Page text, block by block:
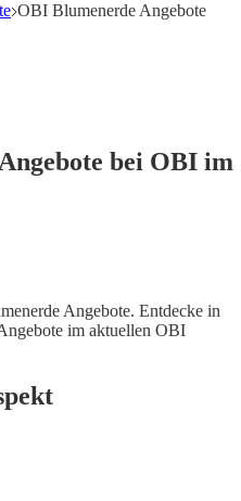
OBI Blumenerde Angebote
bei OBI im
Angebote. Entdecke in
im aktuellen OBI